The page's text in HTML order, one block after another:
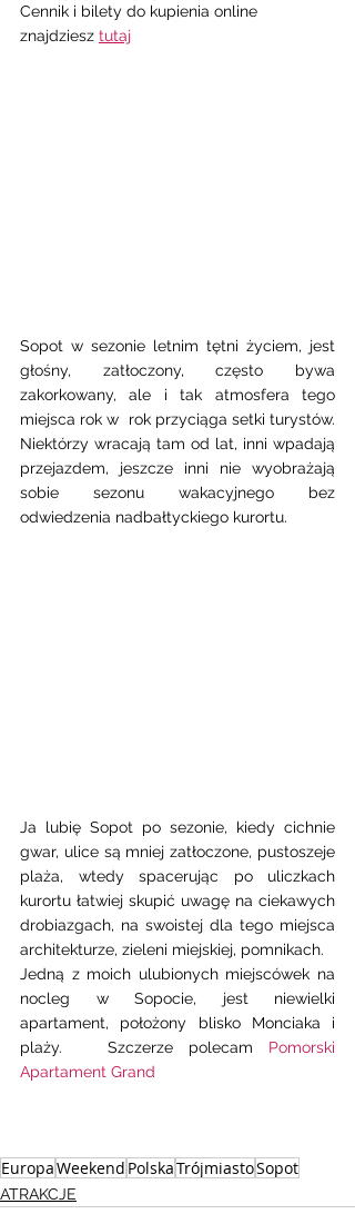
Cennik i bilety do kupienia online
znajdziesz tutaj
Sopot w sezonie letnim tętni życiem, jest
głośny, zatłoczony, często bywa
zakorkowany, ale i tak atmosfera tego
miejsca rok w  rok przyciąga setki turystów.
Niektórzy wracają tam od lat, inni wpadają
przejazdem, jeszcze inni nie wyobrażają
sobie sezonu wakacyjnego bez
odwiedzenia nadbałtyckiego kurortu.
Ja lubię Sopot po sezonie, kiedy cichnie
gwar, ulice są mniej zatłoczone, pustoszeje
plaża, wtedy spacerując po uliczkach
kurortu łatwiej skupić uwagę na ciekawych
drobiazgach, na swoistej dla tego miejsca
architekturze, zieleni miejskiej, pomnikach.
Jedną z moich ulubionych miejscówek na
nocleg w Sopocie, jest niewielki
apartament, położony blisko Monciaka i
plaży.   Szczerze polecam Pomorski
Apartament Grand
EuropaWeekend PolskaTrójmiastoSopot
ATRAKCJE